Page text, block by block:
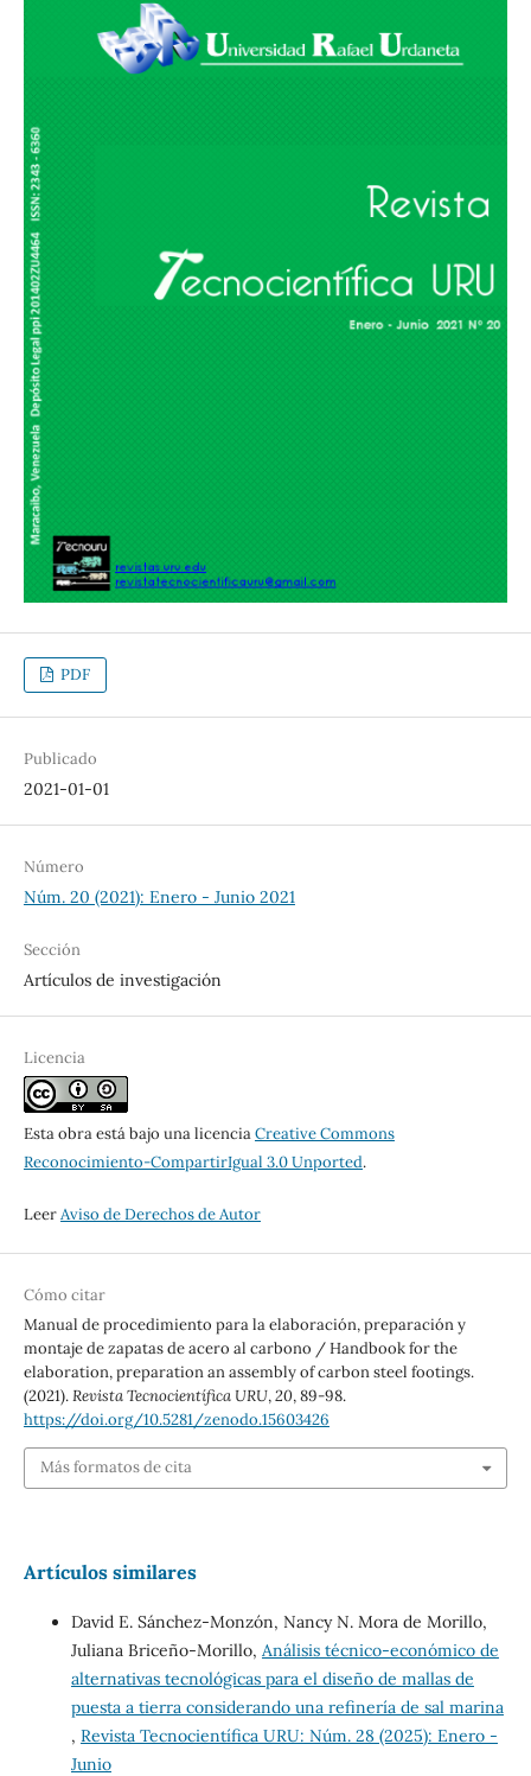
PDF
Publicado
2021-01-01
Número
Núm. 20 (2021): Enero - Junio 2021
Sección
Artículos de investigación
Licencia
Esta obra está bajo una licenciaCreative Commons
Reconocimiento-CompartirIgual 3.0 Unported.
LeerAviso de Derechos de Autor
Cómo citar
Manual de procedimiento para la elaboración, preparación y
montaje de zapatas de acero al carbono / Handbook for the
elaboration, preparation an assembly of carbon steel footings.
(2021).Revista Tecnocientífica URU,20, 89-98.
https://doi.org/10.5281/zenodo.15603426
Más formatos de cita
Artículos similares
David E. Sánchez-Monzón, Nancy N. Mora de Morillo,
Juliana Briceño-Morillo, Análisis técnico-económico de
alternativas tecnológicas para el diseño de mallas de
puesta a tierra considerando una refinería de sal marina
, Revista Tecnocientífica URU: Núm. 28 (2025): Enero -
Junio